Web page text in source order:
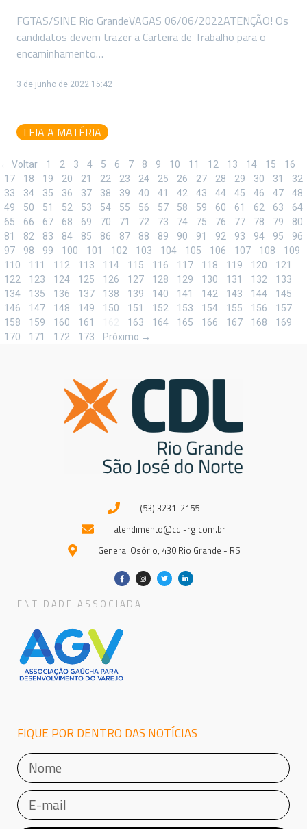
FGTAS/SINE Rio GrandeVAGAS 06/06/2022ATENÇÃO! Os
candidatos devem trazer a Carteira de Trabalho para o
encaminhamento…
3 de junho de 2022 15:42
LEIA A MATÉRIA
← Voltar 1 2 3 4 5 6 7 8 9 10 11 12 13 14 15
16
17
18 19 20 21 22 23 24 25 26 27 28 29 30 31
32
33
34 35 36 37 38 39 40 41 42 43 44 45 46 47
48
49
50 51 52 53 54 55 56 57 58 59 60 61 62 63
64
65
66 67 68 69 70 71 72 73 74 75 76 77 78 79
80
81
82 83 84 85 86 87 88 89 90 91 92 93 94 95
96
97
98 99 100 101 102 103 104 105 106 107 108
109
110
111 112 113 114 115 116 117 118 119 120
121
122
123 124 125 126 127 128 129 130 131 132
133
134
135 136 137 138 139 140 141 142 143 144
145
146
147 148 149 150 151 152 153 154 155 156
157
158
159 160 161 163 164 165 166 167 168
169
170
171 172 173 Próximo →
(53) 3231-2155
atendimento@cdl-rg.com.br
General Osório, 430 Rio Grande - RS
ENTIDADE ASSOCIADA
FIQUE POR DENTRO DAS NOTÍCIAS